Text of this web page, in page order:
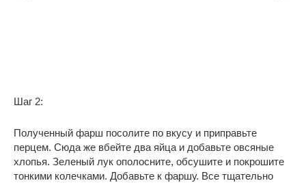
Шаг 2:
Полученный фарш посолите по вкусу и приправьте
перцем. Сюда же вбейте два яйца и добавьте овсяные
хлопья. Зеленый лук ополосните, обсушите и покрошите
тонкими колечками. Добавьте к фаршу. Все тщательно